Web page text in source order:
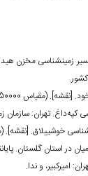
لرزه‌ای در تفسیر
سازمان زمین‏شناسی کشور.
تهران: سازمان زمین‏شناسی و اکتشافات